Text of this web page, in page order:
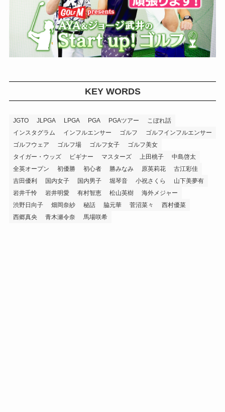
KEY WORDS
JGTO JLPGA LPGA PGA PGAツアー
こぼれ話
インスタグラム
インフルエンサー ゴルフ
ゴルフインフルエンサー
ゴルフウェア
ゴルフ場 ゴルフ女子
ゴルフ美女
タイガー・ウッズ
ビギナー マスターズ 上田桃子
中島啓太
全英オープン
初優勝 初心者 勝みなみ 原英莉花
古江彩佳
吉田優利
国内女子 国内男子 堀琴音 小祝さくら
山下美夢有
岩井千怜
岩井明愛 有村智恵 松山英樹
海外メジャー
渋野日向子
畑岡奈紗 秘話 脇元華 菅沼菜々
西村優菜
西郷真央
青木瀬令奈 馬場咲希